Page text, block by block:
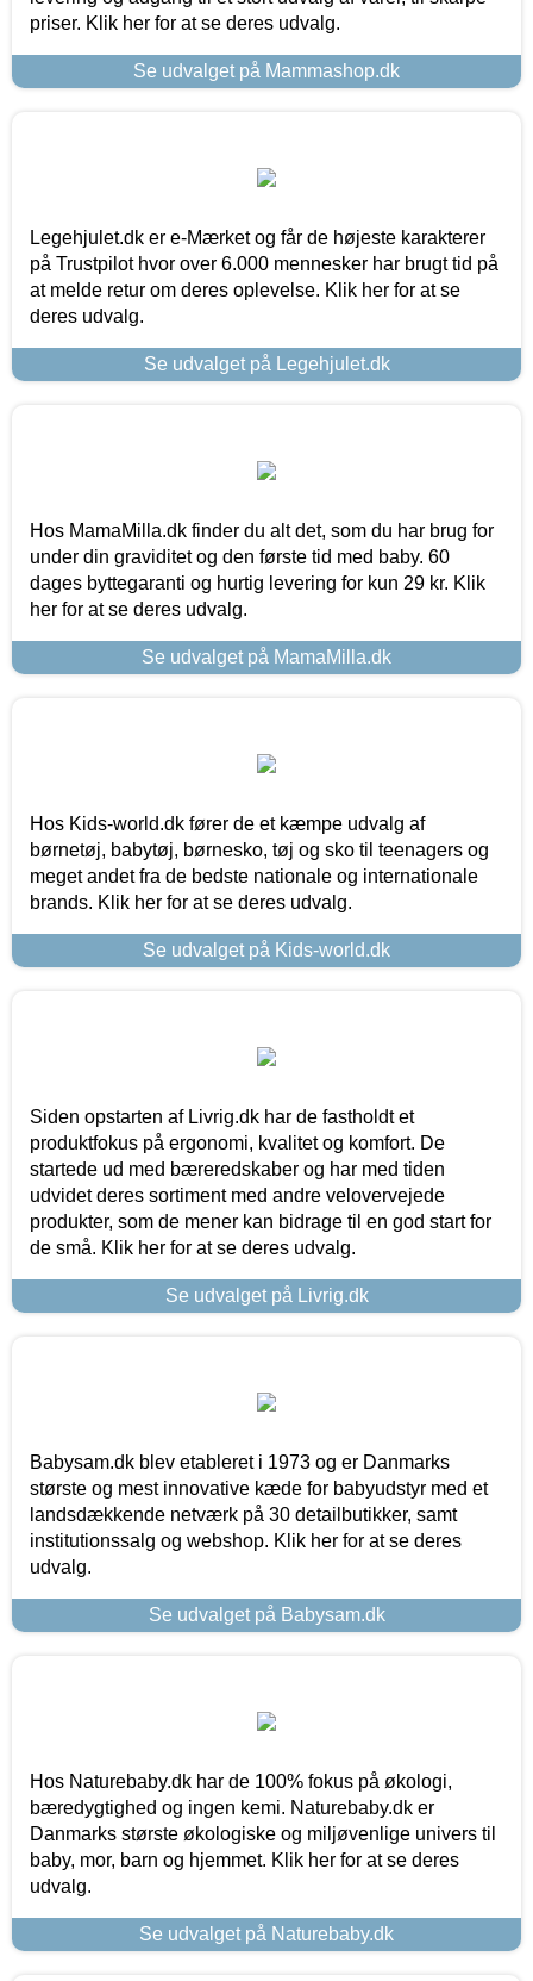
priser. Klik her for at se deres udvalg.
Se udvalget på Mammashop.dk
Legehjulet.dk er e-Mærket og får de højeste karakterer
på Trustpilot hvor over 6.000 mennesker har brugt tid på
at melde retur om deres oplevelse. Klik her for at se
deres udvalg.
Se udvalget på Legehjulet.dk
Hos MamaMilla.dk finder du alt det, som du har brug for
under din graviditet og den første tid med baby. 60
dages byttegaranti og hurtig levering for kun 29 kr. Klik
her for at se deres udvalg.
Se udvalget på MamaMilla.dk
Hos Kids-world.dk fører de et kæmpe udvalg af
børnetøj, babytøj, børnesko, tøj og sko til teenagers og
meget andet fra de bedste nationale og internationale
brands. Klik her for at se deres udvalg.
Se udvalget på Kids-world.dk
Siden opstarten af Livrig.dk har de fastholdt et
produktfokus på ergonomi, kvalitet og komfort. De
startede ud med bæreredskaber og har med tiden
udvidet deres sortiment med andre velovervejede
produkter, som de mener kan bidrage til en god start for
de små. Klik her for at se deres udvalg.
Se udvalget på Livrig.dk
Babysam.dk blev etableret i 1973 og er Danmarks
største og mest innovative kæde for babyudstyr med et
landsdækkende netværk på 30 detailbutikker, samt
institutionssalg og webshop. Klik her for at se deres
udvalg.
Se udvalget på Babysam.dk
Hos Naturebaby.dk har de 100% fokus på økologi,
bæredygtighed og ingen kemi. Naturebaby.dk er
Danmarks største økologiske og miljøvenlige univers til
baby, mor, barn og hjemmet. Klik her for at se deres
udvalg.
Se udvalget på Naturebaby.dk